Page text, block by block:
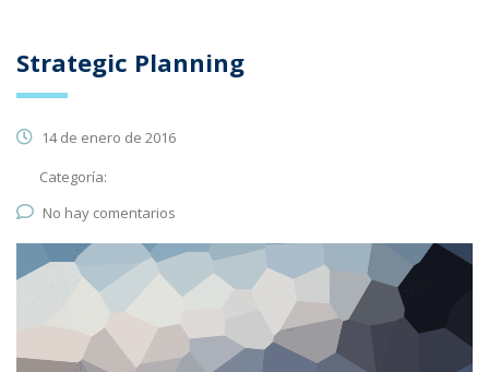
Strategic Planning
14 de enero de 2016
Categoría:
No hay comentarios